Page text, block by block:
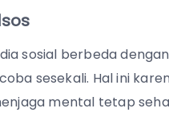
sosial berbeda
sesekali. Hal ini
mental tetap